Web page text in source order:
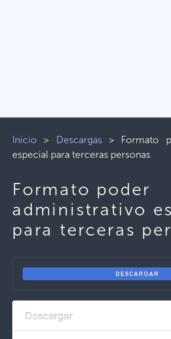
Inicio > Descargas> Formato
especial para terceras personas
Formato poder
administrativo
para terceras
DESCARGAR
Descargar